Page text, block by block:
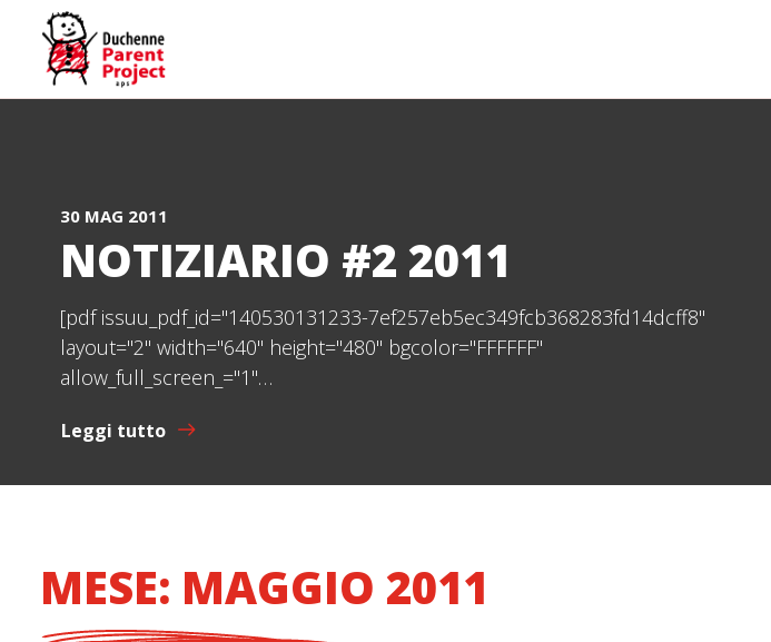
30 MAG 2011
NOTIZIARIO #2 2011
[pdf issuu_pdf_id="140530131233-7ef257eb5ec349fcb368283fd14dcff8"
layout="2" width="640" height="480" bgcolor="FFFFFF"
allow_full_screen_="1"…
Leggi tutto
MESE: MAGGIO 2011